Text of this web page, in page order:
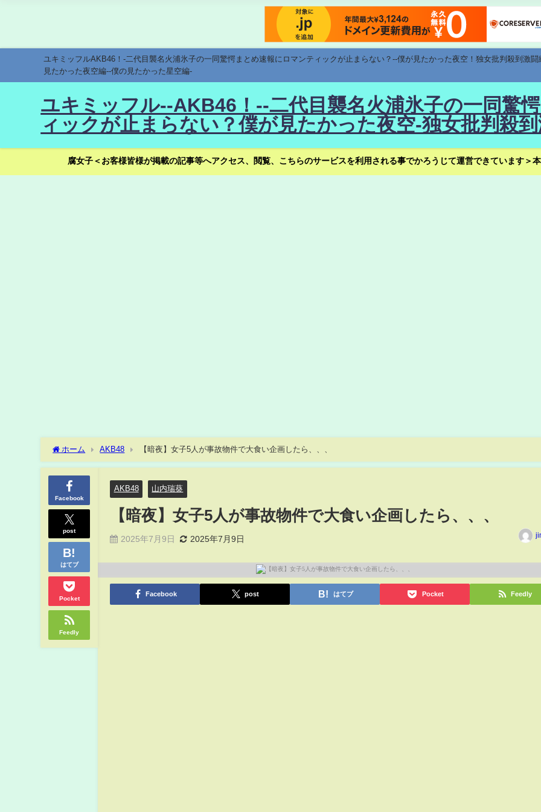
ユキミッフルAKB46！-二代目襲名火浦氷子の一同驚愕まとめ速報にロマンティックが止まらない？--僕が見たかった夜空！独女批判殺到激
見たかった夜空編--僕の見たかった星空編-
ユキミッフル--AKB46！--二代目襲名火浦氷子の一同驚
ィックが止まらない？僕が見たかった夜空-独女批判殺
腐女子＜お客様皆様が掲載の記事等へアクセス、閲覧、こちらのサービスを利用される事でかろうじて運営できています＞
ホーム AKB48 【暗夜】女子5人が事故物件で大食い企画したら、、、
Facebook
post
はてブ
Pocket
Feedly
AKB48 山内瑞葵
【暗夜】女子5人が事故物件で大食い企画したら、、、
2025年7月9日 2025年7月9日
Facebook post はてブ Pocket Feedly